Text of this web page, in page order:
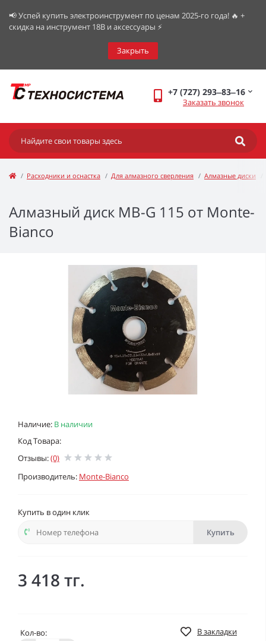
📢 Успей купить электроинструмент по ценам 2025-го года! 🔥 +
скидка на инструмент 18В и аксессуары ⚡️
Закрыть
+7 (727) 293‒83‒16
Заказать звонок
Расходники и оснастка Для алмазного сверления Алмазные диски
Алмазный диск МВ-G 115 от Monte-
Bianco
Наличие: В наличии
Код Товара:
Отзывы:(0)
Производитель: Monte-Bianco
Купить в один клик
Купить
3 418 тг.
Кол-во:
В закладки